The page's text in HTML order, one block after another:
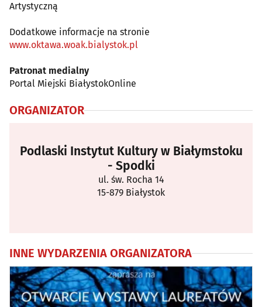
Artystyczną
Dodatkowe informacje na stronie
www.oktawa.woak.bialystok.pl
Patronat medialny
Portal Miejski BiałystokOnline
ORGANIZATOR
Podlaski Instytut Kultury w Białymstoku
- Spodki
ul. św. Rocha 14
15-879 Białystok
INNE WYDARZENIA ORGANIZATORA